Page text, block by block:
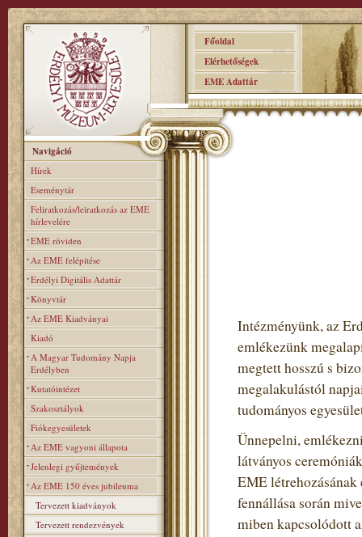
Főoldal
Elérhetőségek
EME Adattár
Navigáció
Hírek
Eseménytár
Feliratkozás/leiratkozás az EME
hírlevelére
EME röviden
Az EME felépitése
Erdélyi Digitális Adattár
Könyvtár
Az EME Kiadványai
Kiadó
A Magyar Tudomány Napja
Erdélyben
Kutatóintézet
Szakosztályok
Fiókegyesületek
Az EME vagyoni állapota
Jelenlegi gyűjtemények
Az EME 150 éves jubileuma
Tervezett kiadványok
Tervezett rendezvények
Intézményünk, az
emlékezünk
megtett hosszú s
megalakulástól
tudományos
Ünnepelni,
látványos
EME
fennállása során
miben kapcsolódott